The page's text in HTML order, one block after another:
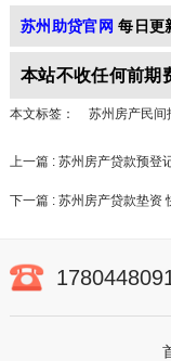
苏州助贷官网 每日更
本站不收任何前期
本文标签： 苏州房产民间
上一篇 : 苏州房产贷款预登
下一篇 : 苏州房产贷款垫资